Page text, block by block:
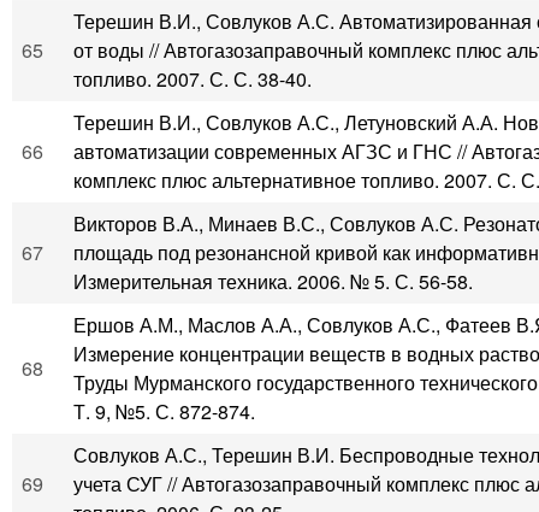
65
Терешин В.И., Совлуков А.С. Автоматизированная
от воды // Автогазозаправочный комплекс плюс
топливо. 2007. С. С. 38-40.
66
Терешин В.И., Совлуков А.С., Летуновский А.А.
автоматизации современных АГЗС и ГНС //
комплекс плюс альтернативное топливо. 2007. С.
67
Викторов В.А., Минаев В.С., Совлуков А.С.
площадь под резонансной кривой как
Измерительная техника. 2006. № 5. С. 56-58.
68
Ершов А.М., Маслов А.А., Совлуков А.С., Фатеев
Измерение концентрации веществ в водных
Труды Мурманского государственного
Т. 9, №5. С. 872-874.
69
Совлуков А.С., Терешин В.И. Беспроводные
учета СУГ // Автогазозаправочный комплекс плюс